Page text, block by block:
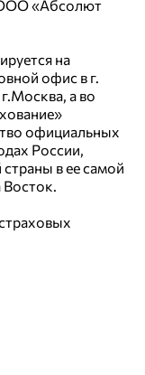
«Абсолют
на
офис в г.
а во
официальных
России,
в ее самой
Восток.